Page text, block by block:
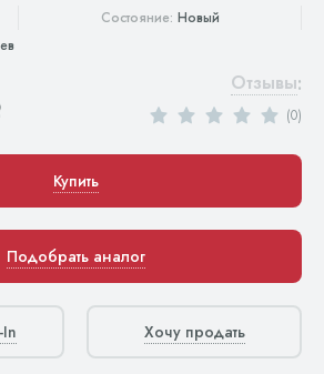
Состояние: Новый
Отзывы:
(0)
Купить
Подобрать аналог
Хочу продать